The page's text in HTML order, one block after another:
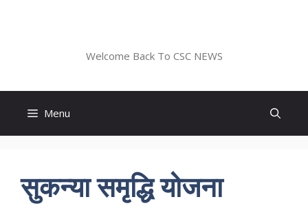
Welcome Back To CSC NEWS
Menu
सुकन्या समृद्धि योजना